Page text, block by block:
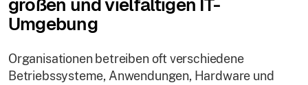
großen und vielfältigen IT-
Umgebung
Organisationen betreiben oft verschiedene
Betriebssysteme, Anwendungen, Hardware und